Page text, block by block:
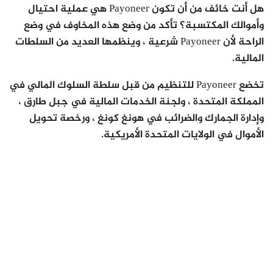
هل أنت خائف من أن تكون Payoneer هي عملية احتيال
وأموالك المكتسبة؟ تأكد من وضع هذه المخاوف في وضع
الراحة لأن Payoneer شرعية ، وينظمها العديد من السلطات
المالية.
تخضع Payoneer للتنظيم من قبل سلطة السلوك المالي في
المملكة المتحدة ، ولجنة الخدمات المالية في جبل طارق ،
وإدارة الجمارك والضرائب في هونغ كونغ ، ورخصة تحويل
الأموال في الولايات المتحدة الأمريكية.